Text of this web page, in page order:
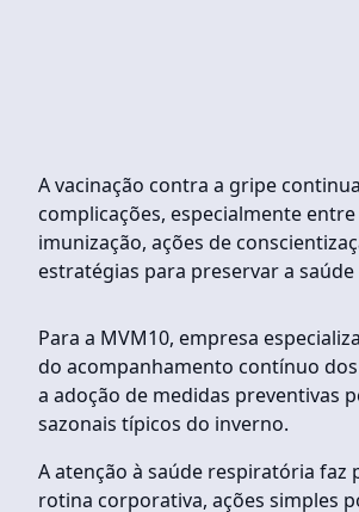
A vacinação contra a gripe
complicações, especialmente
imunização, ações de
estratégias para preservar a saúde
Para a MVM10, empresa
do acompanhamento contínuo
a adoção de medidas preventivas
sazonais típicos do inverno.
A atenção à saúde respiratória faz
rotina corporativa, ações simples